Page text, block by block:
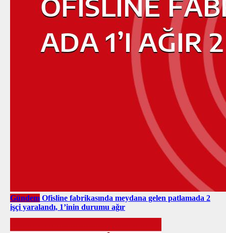
Gündem Ofisline fabrikasında meydana gelen patlamada 2
işçi yaralandı, 1’inin durumu ağır